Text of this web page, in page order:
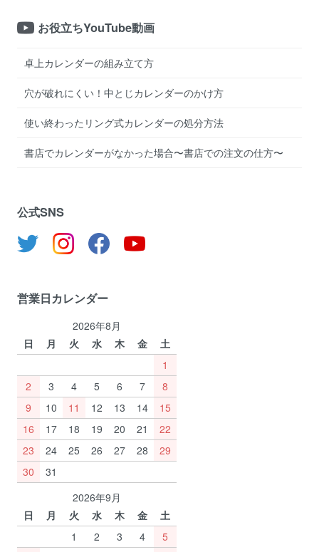
お役立ちYouTube動画
卓上カレンダーの組み立て方
穴が破れにくい！中とじカレンダーのかけ方
使い終わったリング式カレンダーの処分方法
書店でカレンダーがなかった場合〜書店での注文の仕方〜
公式SNS
営業日カレンダー
2026年8月
日
月 火 水 木 金
土
1
2
3 4 5 6 7
8
9
10 11 12 13 14
15
16
17 18 19 20 21
22
23
24 25 26 27 28
29
30
31
2026年9月
日
月 火 水 木 金
土
1
2 3 4
5